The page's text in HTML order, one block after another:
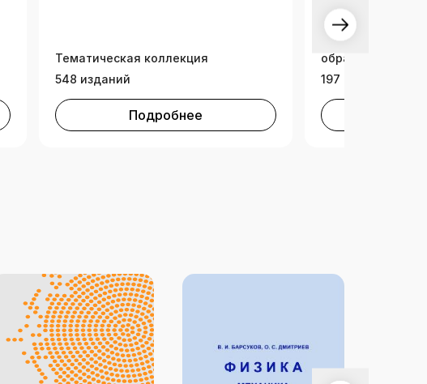
Тематическая коллекция
548 изданий
Подробнее
Издательская
Ай Пи Ар Медиа,
образование
197 изданий